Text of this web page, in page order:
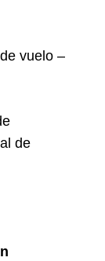
vuelo –
de